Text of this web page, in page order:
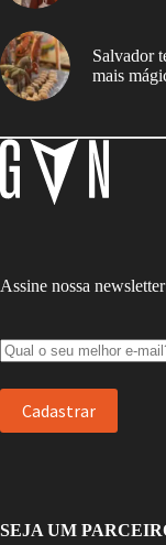
Salvador
mais
Assine nossa
SEJA UM